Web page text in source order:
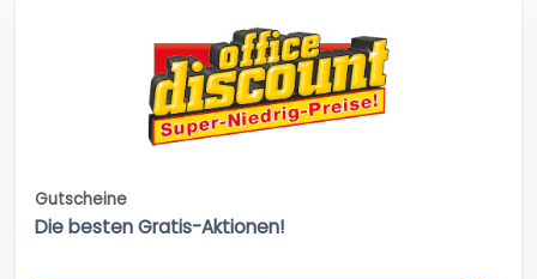
Gutscheine
Die besten Gratis-Aktionen!